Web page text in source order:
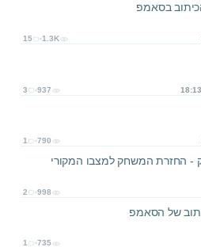
בסאמפ
15 1.3K
3 937
1 790
- החזרת המשחק למצבו המקורי
2 998
של הסאמפ
1 735